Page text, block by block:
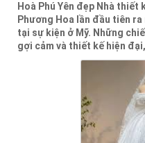
Hoà Phú Yên đẹp Nhà
Phương Hoa lần đầu tiên
tại sự kiện ở Mỹ. Những
gợi cảm và thiết kế hiện